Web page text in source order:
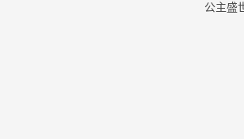
公主盛